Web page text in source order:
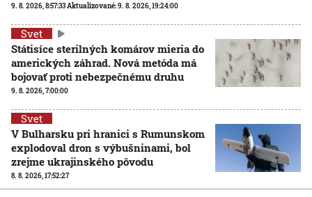
9. 8. 2026, 8:57:33Aktualizované:9. 8. 2026, 19:24:00
Svet
Státisíce sterilných komárov mieria do
amerických záhrad. Nová metóda má
bojovať proti nebezpečnému druhu
9. 8. 2026, 7:00:00
Svet
V Bulharsku pri hranici s Rumunskom
explodoval dron s výbušninami, bol
zrejme ukrajinského pôvodu
8. 8. 2026, 17:52:27